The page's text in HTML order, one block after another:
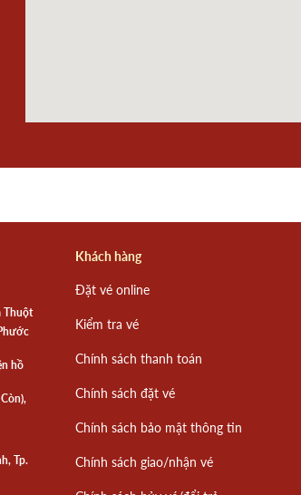
Thuột
hồ
Tp.
Khách hàng
Đặt vé online
Kiểm tra vé
Chính sách thanh toán
Chính sách đặt vé
Chính sách bảo mật thông tin
Chính sách giao/nhận vé